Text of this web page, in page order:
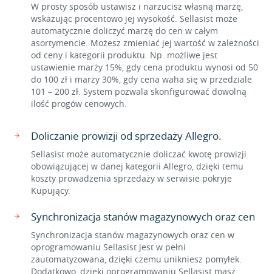
W prosty sposób ustawisz i narzucisz własną marżę,
wskazując procentowo jej wysokość. Sellasist może
automatycznie doliczyć marżę do cen w całym
asortymencie. Możesz zmieniać jej wartość w zależności
od ceny i kategorii produktu. Np. możliwe jest
ustawienie marży 15%, gdy cena produktu wynosi od 50
do 100 zł i marży 30%, gdy cena waha się w przedziale
101 – 200 zł. System pozwala skonfigurować dowolną
ilość progów cenowych.
Doliczanie prowizji od sprzedaży Allegro.
Sellasist może automatycznie doliczać kwotę prowizji
obowiązującej w danej kategorii Allegro, dzięki temu
koszty prowadzenia sprzedaży w serwisie pokryje
Kupujący.
Synchronizacja stanów magazynowych oraz cen
Synchronizacja stanów magazynowych oraz cen w
oprogramowaniu Sellasist jest w pełni
zautomatyzowana, dzięki czemu unikniesz pomyłek.
Dodatkowo, dzięki oprogramowaniu Sellasist masz